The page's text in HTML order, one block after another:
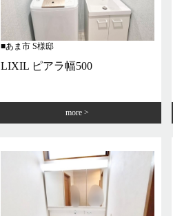
あま市 S様邸
LIXIL ピアラ幅500
more